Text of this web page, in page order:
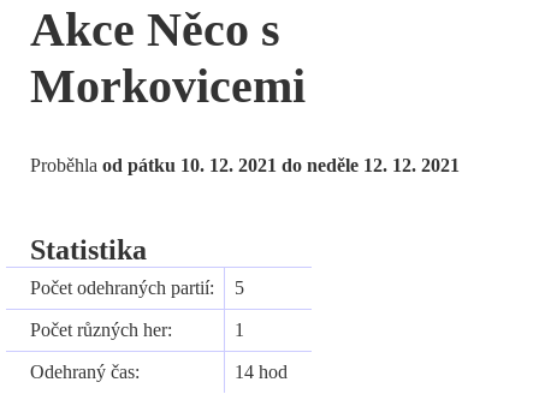
Akce Něco s
Morkovicemi
Proběhla od pátku 10. 12. 2021 do neděle 12. 12. 2021
Statistika
Počet odehraných partií: 5
Počet různých her: 1
Odehraný čas: 14 hod